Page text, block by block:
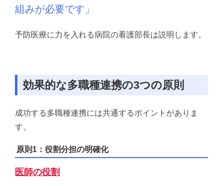
組みが必要です」
予防医療に力を入れる病院の看護部長は説明します。
効果的な多職種連携の3つの原則
成功する多職種連携には共通するポイントがありま
す。
原則1：役割分担の明確化
医師の役割